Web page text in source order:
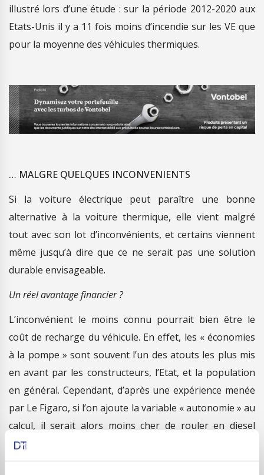
illustré lors d’une étude : sur la période 2012-2020 aux
Etats-Unis il y a 11 fois moins d’incendie sur les VE que
pour la moyenne des véhicules thermiques.
… MALGRE QUELQUES INCONVENIENTS
Si la voiture électrique peut paraître une bonne
alternative à la voiture thermique, elle vient malgré
tout avec son lot d’inconvénients, et certains viennent
même jusqu’à dire que ce ne serait pas une solution
durable envisageable.
Un réel avantage financier ?
L’inconvénient le moins connu pourrait bien être le
coût de recharge du véhicule. En effet, les « économies
à la pompe » sont souvent l’un des atouts les plus mis
en avant par les constructeurs, l’Etat, et la population
en général. Cependant, d’après une expérience menée
par Le Figaro, si l’on ajoute la variable « autonomie » au
calcul, il serait alors moins cher de rouler en diesel
qu’en électrique. Et si cela peut sembler inconcevable
pour les pro-électriques, c’est d’autant plus vrai dans